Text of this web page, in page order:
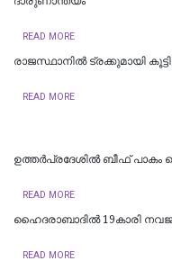
READ MORE
രാജസ്ഥാനില്‍ ട്രക്കുമായി
READ MORE
ഉത്തര്‍പ്രദേശില്‍ ബീഫ് പാകം
READ MORE
ഹൈദരാബാദില്‍ 19കാരി
READ MORE